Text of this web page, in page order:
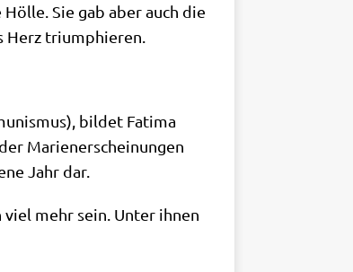
Sie gab aber auch die
Herz triumphieren.
bil­det Fati­ma
Mari­en­er­schei­nun­gen
Jahr dar.
mehr sein. Unter ihnen